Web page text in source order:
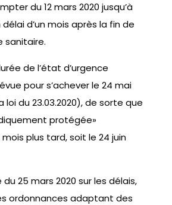
du 12 mars 2020 jusqu’à
délai d’un mois après la fin de
sanitaire.
de l’état d’urgence
pour s’achever le 24 mai
loi du 23.03.2020), de sorte que
protégée»
plus tard, soit le 24 juin
du 25 mars 2020 sur les délais,
ordonnances adaptant des